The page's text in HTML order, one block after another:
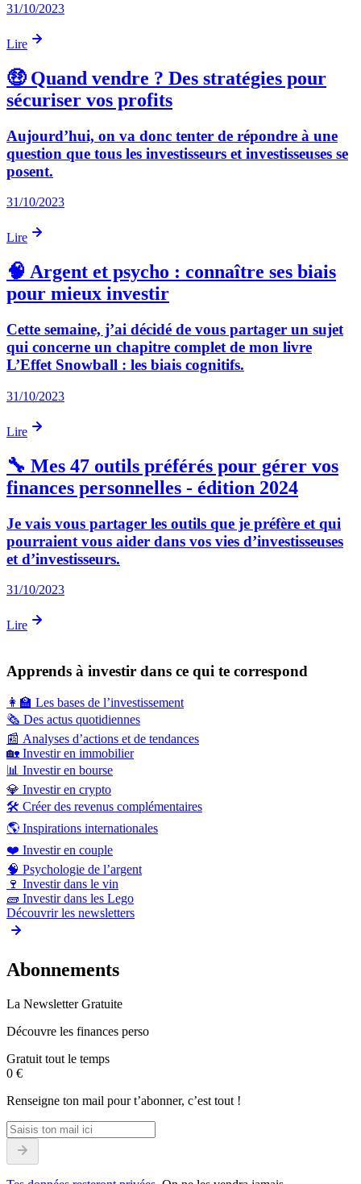
31/10/2023
Lire
🤑 Quand vendre ? Des stratégies pour
sécuriser vos profits
Aujourd’hui, on va donc tenter de répondre à une
question que tous les investisseurs et investisseuses se
posent.
31/10/2023
Lire
🧠 Argent et psycho : connaître ses biais
pour mieux investir
Cette semaine, j’ai décidé de vous partager un sujet
qui concerne un chapitre complet de mon livre
L’Effet Snowball : les biais cognitifs.
31/10/2023
Lire
🔧 Mes 47 outils préférés pour gérer vos
finances personnelles - édition 2024
Je vais vous partager les outils que je préfère et qui
pourraient vous aider dans vos vies d’investisseuses
et d’investisseurs.
31/10/2023
Lire
Apprends à investir dans ce qui te correspond
👩‍🏫 Les bases de l’investissement
🗞️ Des actus quotidiennes
📰 Analyses d’actions et de tendances
🏡 Investir en immobilier
📊 Investir en bourse
💎 Investir en crypto
🛠️ Créer des revenus complémentaires
🌎 Inspirations internationales
❤️ Investir en couple
🧠 Psychologie de l’argent
🍷 Investir dans le vin
🧱 Investir dans les Lego
Découvrir les newsletters
Abonnements
La Newsletter Gratuite
Découvre les finances perso
Gratuit tout le temps
0 €
Renseigne ton mail pour t’abonner, c’est tout !